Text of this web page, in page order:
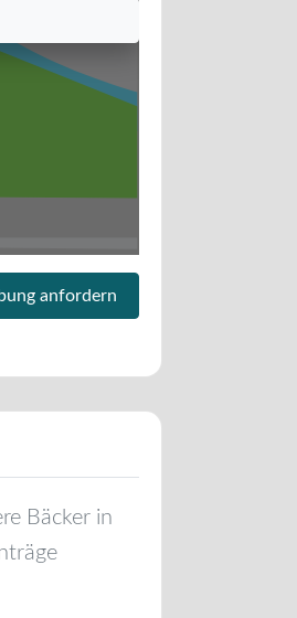
anfordern
Bäcker in